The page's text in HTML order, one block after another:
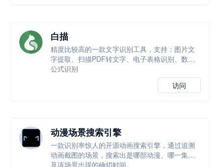
白描
精度比较高的一款文字识别工具，支持：图片文
字提取、扫描PDF转文字、电子表格识别、数学
公式识别
访问
动漫场景搜索引擎
一款识别率惊人的开源动画搜索引擎，通过追溯
动画截图的场景，搜索出是哪部动漫、哪一集以
及该场景出现的确切时间。